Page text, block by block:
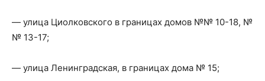
— улица Циолковского в границах домов №№ 10-18, №
№ 13-17;
— улица Ленинградская, в границах дома № 15;